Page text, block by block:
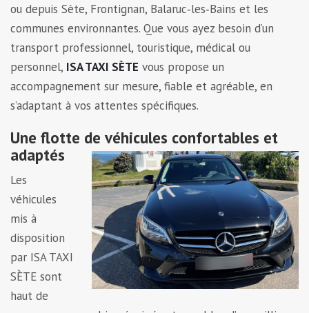
ou depuis Sète, Frontignan, Balaruc‑les‑Bains et les
communes environnantes. Que vous ayez besoin d’un
transport professionnel, touristique, médical ou
personnel, ISA TAXI SÈTE vous propose un
accompagnement sur mesure, fiable et agréable, en
s’adaptant à vos attentes spécifiques.
Une flotte de véhicules confortables et
adaptés
Les
véhicules
mis à
disposition
par ISA TAXI
SÈTE sont
haut de